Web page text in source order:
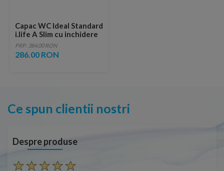
Capac WC Ideal Standard
i.life A Slim cu inchidere
normala alb
PRP: 384.00 RON
286.00 RON
Ce spun clientii nostri
Despre produse